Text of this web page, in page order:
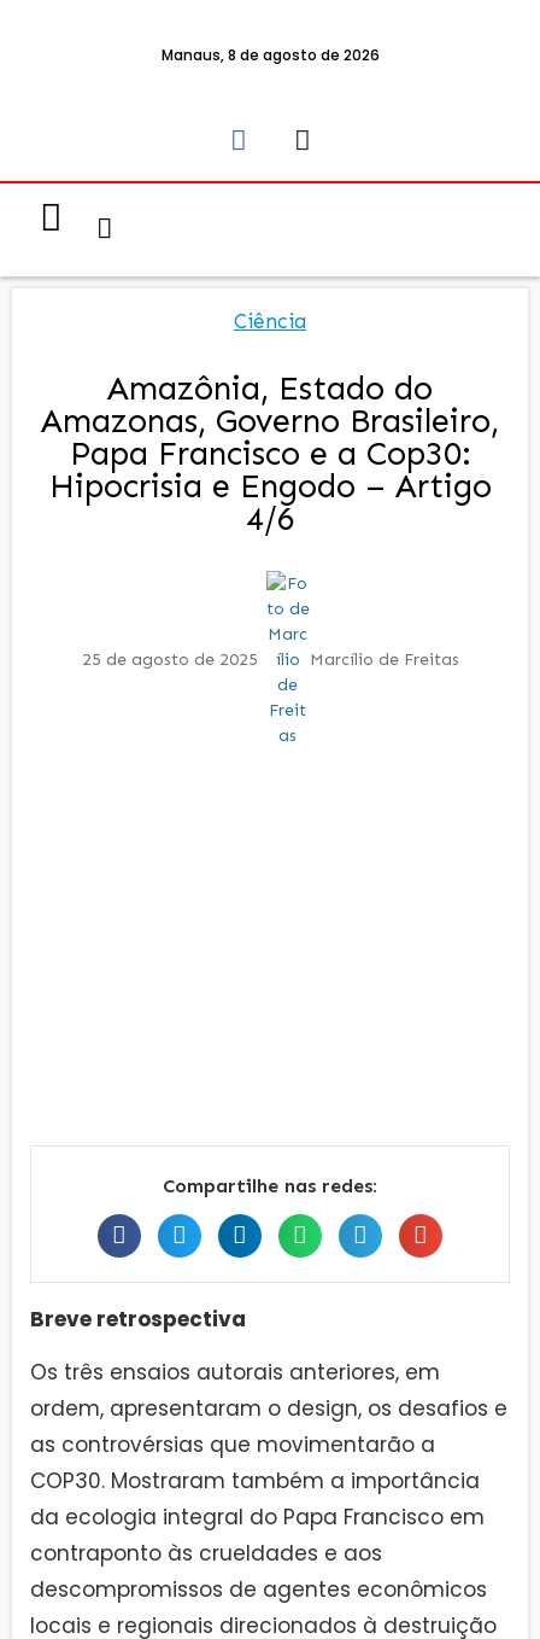
Manaus, 8 de agosto de 2026
Ciência
Amazônia, Estado do
Amazonas, Governo Brasileiro,
Papa Francisco e a Cop30:
Hipocrisia e Engodo – Artigo
4/6
25 de agosto de 2025 Marcílio de Freitas
Compartilhe nas redes:
Breve retrospectiva
Os três ensaios autorais anteriores, em
ordem, apresentaram o design, os desafios e
as controvérsias que movimentarão a
COP30. Mostraram também a importância
da ecologia integral do Papa Francisco em
contraponto às crueldades e aos
descompromissos de agentes econômicos
locais e regionais direcionados à destruição